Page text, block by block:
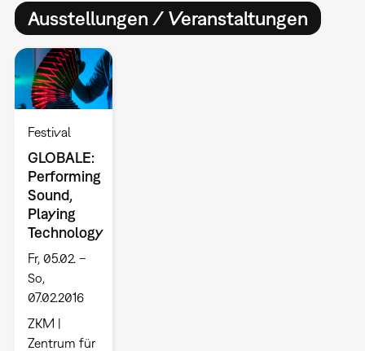
Ausstellungen / Veranstaltungen
Festival
GLOBALE:
Performing
Sound,
Playing
Technology
Fr, 05.02. –
So,
07.02.2016
ZKM |
Zentrum für